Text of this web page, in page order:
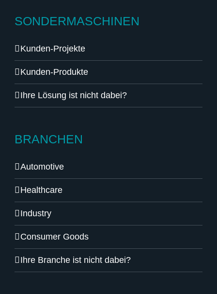
SONDERMASCHINEN
Kunden-Projekte
Kunden-Produkte
Ihre Lösung ist nicht dabei?
BRANCHEN
Automotive
Healthcare
Industry
Consumer Goods
Ihre Branche ist nicht dabei?